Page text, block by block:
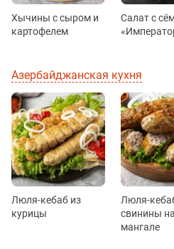
Хычины с сыром и
картофелем
Салат с
Азербайджанская кухня
Люля-кебаб из
курицы
Люля-
свинины на
мангале